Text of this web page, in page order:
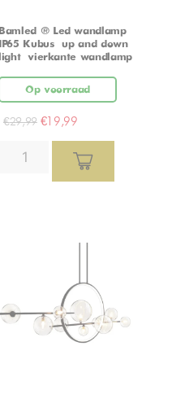
Bamled ® Led wandlamp
IP65 Kubus – up and down
light – vierkante wandlamp
Op voorraad
€29,99 €19,99